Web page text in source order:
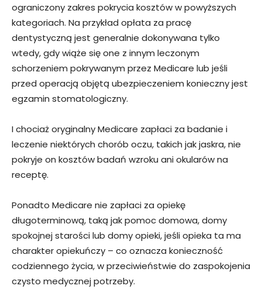
ograniczony zakres pokrycia kosztów w powyższych
kategoriach. Na przykład opłata za pracę
dentystyczną jest generalnie dokonywana tylko
wtedy, gdy wiąże się one z innym leczonym
schorzeniem pokrywanym przez Medicare lub jeśli
przed operacją objętą ubezpieczeniem konieczny jest
egzamin stomatologiczny.
I chociaż oryginalny Medicare zapłaci za badanie i
leczenie niektórych chorób oczu, takich jak jaskra, nie
pokryje on kosztów badań wzroku ani okularów na
receptę.
Ponadto Medicare nie zapłaci za opiekę
długoterminową, taką jak pomoc domowa, domy
spokojnej starości lub domy opieki, jeśli opieka ta ma
charakter opiekuńczy – co oznacza konieczność
codziennego życia, w przeciwieństwie do zaspokojenia
czysto medycznej potrzeby.